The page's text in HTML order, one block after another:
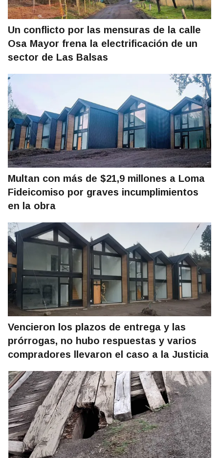
Un conflicto por las mensuras de la calle
Osa Mayor frena la electrificación de un
sector de Las Balsas
Multan con más de $21,9 millones a Loma
Fideicomiso por graves incumplimientos
en la obra
Vencieron los plazos de entrega y las
prórrogas, no hubo respuestas y varios
compradores llevaron el caso a la Justicia